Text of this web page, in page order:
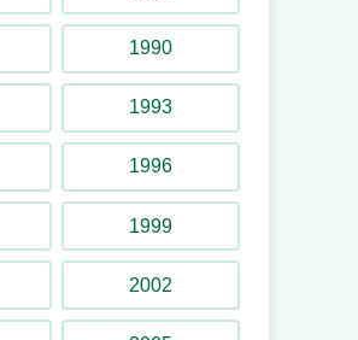
1990
1993
1996
1999
2002